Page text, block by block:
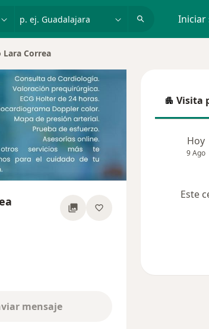
Iniciar
Correa
mensaje
Visita
Visita
Hoy
9 Ago
Este